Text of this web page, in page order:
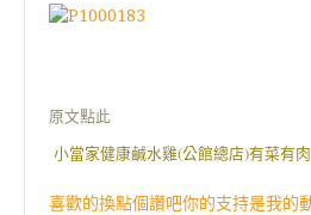
原文點此
小當家健康鹹水雞(公館總店)有菜有
喜歡的換點個讚吧你的支持是我的